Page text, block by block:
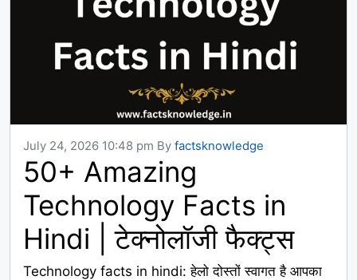
July 24, 2026 10:48 pm By factsknowledge
50+ Amazing
Technology Facts in
Hindi | टेक्नोलॉजी फैक्ट्स
Technology facts in hindi: हेलो दोस्तों स्वागत है आपका